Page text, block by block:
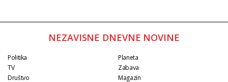
NEZAVISNE DNEVNE NOVINE
Politika
TV
Društvo
Planeta
Zabava
Magazin